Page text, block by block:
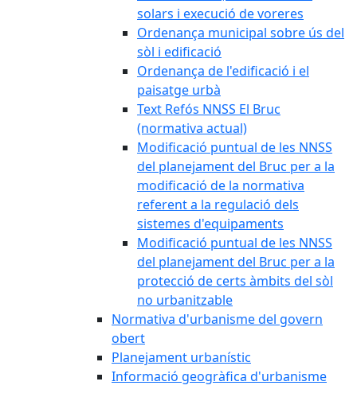
solars i execució de voreres
Ordenança municipal sobre ús del
sòl i edificació
Ordenança de l'edificació i el
paisatge urbà
Text Refós NNSS El Bruc
(normativa actual)
Modificació puntual de les NNSS
del planejament del Bruc per a la
modificació de la normativa
referent a la regulació dels
sistemes d'equipaments
Modificació puntual de les NNSS
del planejament del Bruc per a la
protecció de certs àmbits del sòl
no urbanitzable
Normativa d'urbanisme del govern
obert
Planejament urbanístic
Informació geogràfica d'urbanisme